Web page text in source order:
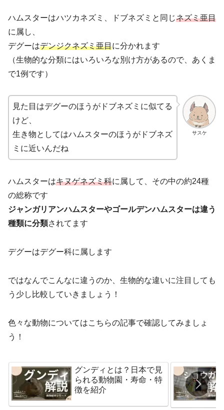
ハムスターはハツカネズミ、ドブネズミと同じネズミ亜目
に属し、
デグーはデンジクネズミ亜目に分かれます
（生物的な分類にはいろいろな別け方があるので、あくま
で1例です）
サスケ
見た目はデグーのほうがドブネズミに似てる
けど、
生き物としてはハムスターのほうがドブネズ
ミに近いんだね
ハムスターはキヌゲネズミ科に属して、その中の約24種
の総称です
ジャンガリアンハムスターやゴールデンハムスターは違う
種類に分類されてます
デグーはデグー科に属します
ではなんでこんなに違うのか、生物的な違いに注目しても
う少し比較していきましょう！
色々な動物についてはこちらの記事で確認してみましょ
う！
グンディとは？日本で見
られる動物園・寿命・特
徴を紹介